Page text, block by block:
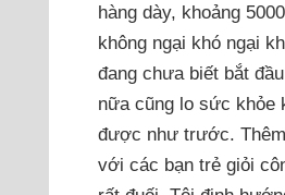
hàng dày, khoảng
không ngại khó ngại
đang chưa biết bắt
nữa cũng lo sức khỏe
được như trước.
với các bạn trẻ giỏi